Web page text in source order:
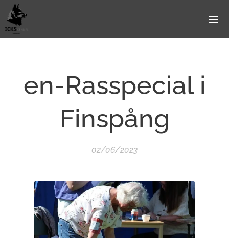
en-Rasspecial i
Finspång
02/06/2023